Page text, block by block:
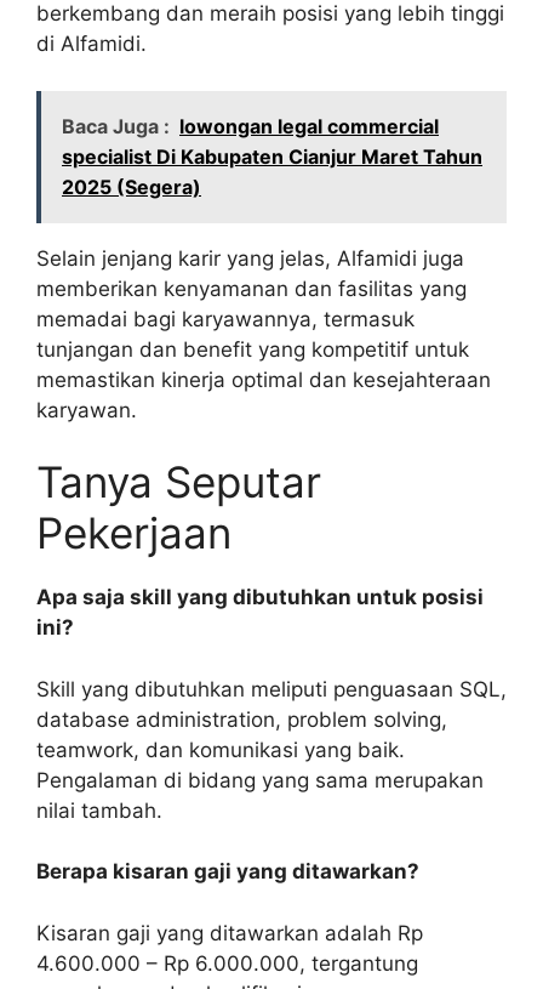
berkembang dan meraih posisi yang lebih tinggi
di Alfamidi.
Baca Juga : lowongan legal commercial
specialist Di Kabupaten Cianjur Maret Tahun
2025 (Segera)
Selain jenjang karir yang jelas, Alfamidi juga
memberikan kenyamanan dan fasilitas yang
memadai bagi karyawannya, termasuk
tunjangan dan benefit yang kompetitif untuk
memastikan kinerja optimal dan kesejahteraan
karyawan.
Tanya Seputar
Pekerjaan
Apa saja skill yang dibutuhkan untuk posisi
ini?
Skill yang dibutuhkan meliputi penguasaan SQL,
database administration, problem solving,
teamwork, dan komunikasi yang baik.
Pengalaman di bidang yang sama merupakan
nilai tambah.
Berapa kisaran gaji yang ditawarkan?
Kisaran gaji yang ditawarkan adalah Rp
4.600.000 – Rp 6.000.000, tergantung